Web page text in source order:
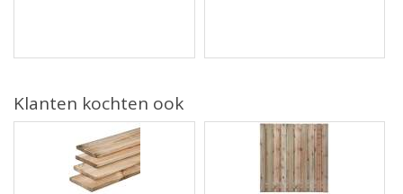
Klanten kochten ook